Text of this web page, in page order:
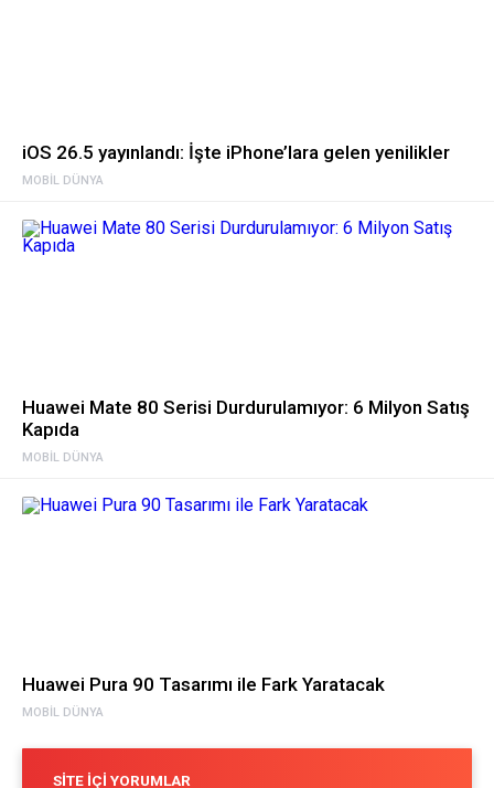
MOBIL DÜNYA
iOS 26.5 yayınlandı: İşte iPhone’lara gelen yenilikler
MOBIL DÜNYA
Huawei Mate 80 Serisi Durdurulamıyor: 6 Milyon Satış
Kapıda
MOBIL DÜNYA
Huawei Pura 90 Tasarımı ile Fark Yaratacak
SITE İÇI YORUMLAR